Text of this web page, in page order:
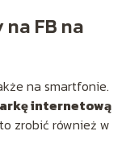
FB na
na smartfonie.
internetową
zrobić również w